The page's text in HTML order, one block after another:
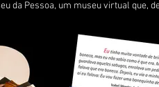
da Pessoa, um museu virtual que,